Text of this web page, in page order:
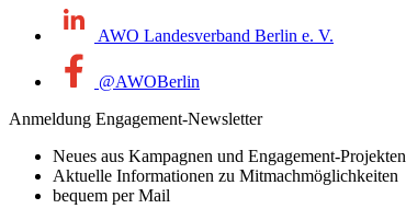
AWO Landesverband Berlin e. V.
@AWOBerlin
Anmeldung Engagement-Newsletter
Neues aus Kampagnen und Engagement-Projekten
Aktuelle Informationen zu Mitmachmöglichkeiten
bequem per Mail